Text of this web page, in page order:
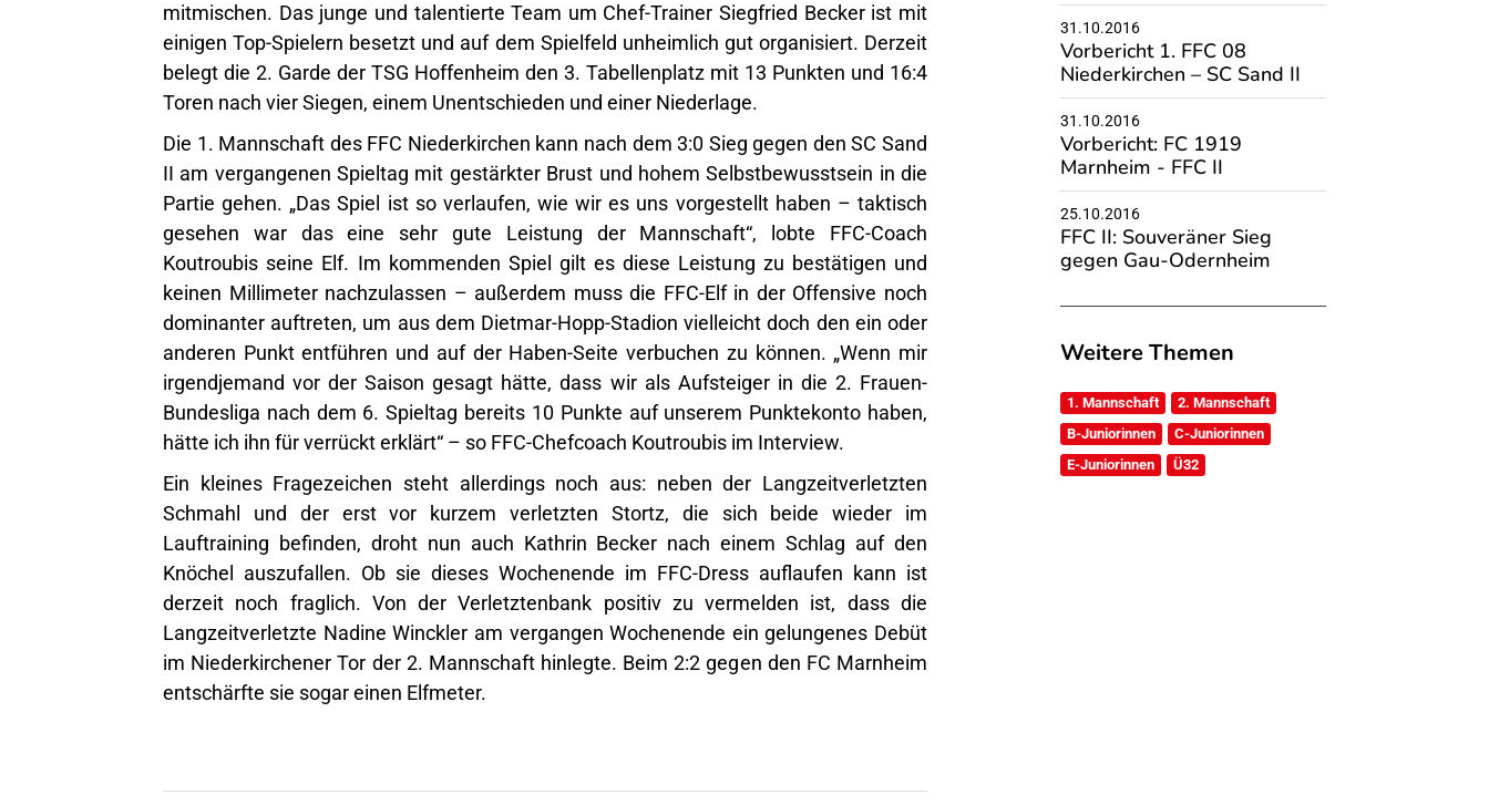
mitmischen. Das junge und talentierte Team um Chef-Trainer Siegfried Becker ist mit
einigen Top-Spielern besetzt und auf dem Spielfeld unheimlich gut organisiert. Derzeit
belegt die 2. Garde der TSG Hoffenheim den 3. Tabellenplatz mit 13 Punkten und 16:4
Toren nach vier Siegen, einem Unentschieden und einer Niederlage.
Die 1. Mannschaft des FFC Niederkirchen kann nach dem 3:0 Sieg gegen den SC Sand
II am vergangenen Spieltag mit gestärkter Brust und hohem Selbstbewusstsein in die
Partie gehen. „Das Spiel ist so verlaufen, wie wir es uns vorgestellt haben – taktisch
gesehen war das eine sehr gute Leistung der Mannschaft“, lobte FFC-Coach
Koutroubis seine Elf. Im kommenden Spiel gilt es diese Leistung zu bestätigen und
keinen Millimeter nachzulassen – außerdem muss die FFC-Elf in der Offensive noch
dominanter auftreten, um aus dem Dietmar-Hopp-Stadion vielleicht doch den ein oder
anderen Punkt entführen und auf der Haben-Seite verbuchen zu können. „Wenn mir
irgendjemand vor der Saison gesagt hätte, dass wir als Aufsteiger in die 2. Frauen-
Bundesliga nach dem 6. Spieltag bereits 10 Punkte auf unserem Punktekonto haben,
hätte ich ihn für verrückt erklärt“ – so FFC-Chefcoach Koutroubis im Interview.
Ein kleines Fragezeichen steht allerdings noch aus: neben der Langzeitverletzten
Schmahl und der erst vor kurzem verletzten Stortz, die sich beide wieder im
Lauftraining befinden, droht nun auch Kathrin Becker nach einem Schlag auf den
Knöchel auszufallen. Ob sie dieses Wochenende im FFC-Dress auflaufen kann ist
derzeit noch fraglich. Von der Verletztenbank positiv zu vermelden ist, dass die
Langzeitverletzte Nadine Winckler am vergangen Wochenende ein gelungenes Debüt
im Niederkirchener Tor der 2. Mannschaft hinlegte. Beim 2:2 gegen den FC Marnheim
entschärfte sie sogar einen Elfmeter.
31.10.2016
Vorbericht 1. FFC 08
Niederkirchen – SC Sand II
31.10.2016
Vorbericht: FC 1919
Marnheim - FFC II
25.10.2016
FFC II: Souveräner Sieg
gegen Gau-Odernheim
Weitere Themen
1. Mannschaft
2. Mannschaft
B-Juniorinnen
C-Juniorinnen
E-Juniorinnen
Ü32